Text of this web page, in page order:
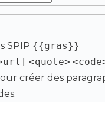
SPIP {{gras}}
<quote>
créer des